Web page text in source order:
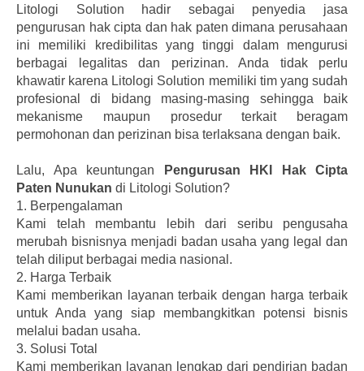
Litologi Solution hadir sebagai penyedia jasa
pengurusan hak cipta dan hak paten dimana perusahaan
ini memiliki kredibilitas yang tinggi dalam mengurusi
berbagai legalitas dan perizinan. Anda tidak perlu
khawatir karena Litologi Solution memiliki tim yang sudah
profesional di bidang masing-masing sehingga baik
mekanisme maupun prosedur terkait beragam
permohonan dan perizinan bisa terlaksana dengan baik.
Lalu, Apa keuntungan Pengurusan HKI Hak Cipta
Paten Nunukan di Litologi Solution?
1. Berpengalaman
Kami telah membantu lebih dari seribu pengusaha
merubah bisnisnya menjadi badan usaha yang legal dan
telah diliput berbagai media nasional.
2. Harga Terbaik
Kami memberikan layanan terbaik dengan harga terbaik
untuk Anda yang siap membangkitkan potensi bisnis
melalui badan usaha.
3. Solusi Total
Kami memberikan layanan lengkap dari pendirian badan